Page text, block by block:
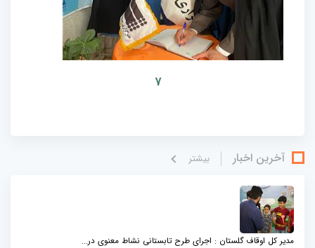
7
آخرین اخبار بيشتر
مدیر کل اوقاف گلستان : اجرای طرح تابستانی نشاط معنوی در...